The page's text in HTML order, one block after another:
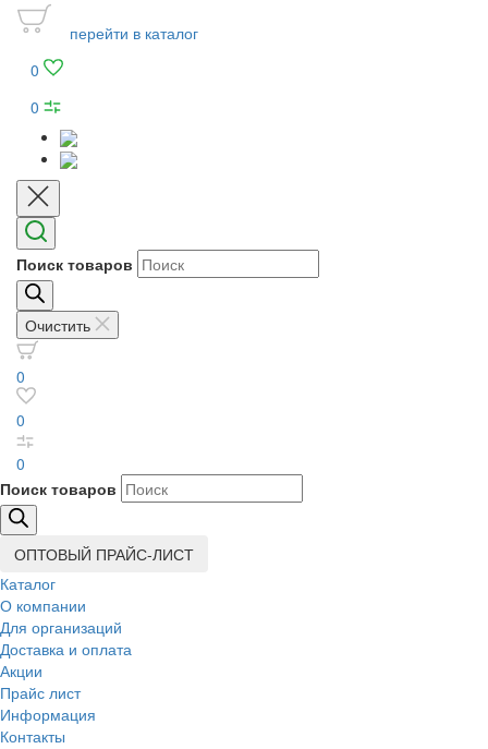
перейти в каталог
0
0
Поиск товаров
Очистить
0
0
0
Поиск товаров
ОПТОВЫЙ ПРАЙС-ЛИСТ
Каталог
О компании
Для организаций
Доставка и оплата
Акции
Прайс лист
Информация
Контакты